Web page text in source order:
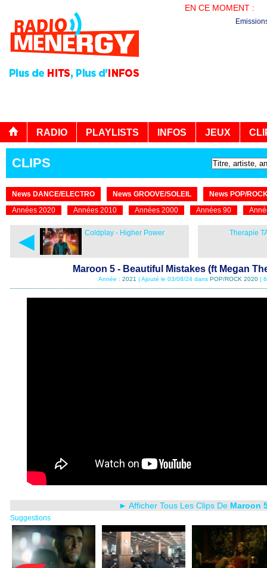
EN CE MOMENT :
RADIO PLAYLISTS INFOS JEUX
CLIPS
News DANCE/ELECTRO News GROOVE/SOLEIL
News POP/
Années 2020
Années 2010 Années 2000 Années 90
◄ Coldplay - Higher Power Therapie
Maroon 5 - Beautiful Mistakes (ft Megan
Année : 2021 | Ajouté le 03/08/24 dans POP/ROCK 2020|
► Afficher Tous Les Clips De Maroon
Suggestions